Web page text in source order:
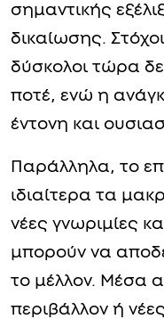
σημαντικής
δικαίωσης.
δύσκολοι τώρα
ποτέ, ενώ η
έντονη και
Παράλληλα, το
ιδιαίτερα τα
νέες γνωριμίες
μπορούν να
το μέλλον. Μέσα
περιβάλλον ή